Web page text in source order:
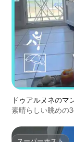
ドゥアルヌネのマ
素晴らしい眺めの